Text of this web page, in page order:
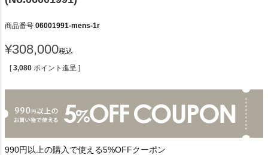
商品番号 06001991-mens-1r
¥308,000税込
[ 3,080 ポイント進呈 ]
990円以上の購入で使える5%OFFクーポン